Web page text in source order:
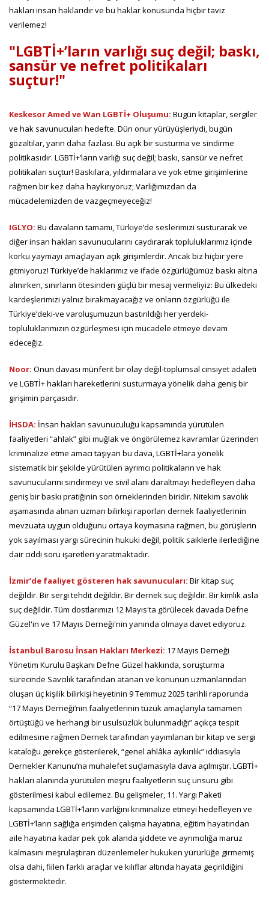
hakları insan haklarıdır ve bu haklar konusunda hiçbir taviz
verilemez!
"LGBTİ+’ların varlığı suç değil; baskı,
sansür ve nefret politikaları
suçtur!"
Keskesor Amed ve Wan LGBTİ+ Oluşumu: Bugün kitaplar, sergiler
ve hak savunucuları hedefte. Dün onur yürüyüşleriydi, bugün
gözaltılar, yarın daha fazlası. Bu açık bir susturma ve sindirme
politikasıdır. LGBTİ+’ların varlığı suç değil; baskı, sansür ve nefret
politikaları suçtur! Baskılara, yıldırmalara ve yok etme girişimlerine
rağmen bir kez daha haykırıyoruz; Varlığımızdan da
mücadelemizden de vazgeçmeyeceğiz!
IGLYO: Bu davaların tamamı, Türkiye’de seslerimizi susturarak ve
diğer insan hakları savunucularını caydırarak topluluklarımız içinde
korku yaymayı amaçlayan açık girişimlerdir. Ancak biz hiçbir yere
gitmiyoruz! Türkiye’de haklarımız ve ifade özgürlüğümüz baskı altına
alınırken, sınırların ötesinden güçlü bir mesaj vermeliyiz: Bu ülkedeki
kardeşlerimizi yalnız bırakmayacağız ve onların özgürlüğü ile
Türkiye’deki-ve varoluşumuzun bastırıldığı her yerdeki-
topluluklarımızın özgürleşmesi için mücadele etmeye devam
edeceğiz.
Noor: Onun davası münferit bir olay değil-toplumsal cinsiyet adaleti
ve LGBTİ+ hakları hareketlerini susturmaya yönelik daha geniş bir
girişimin parçasıdır.
İHSDA: İnsan hakları savunuculuğu kapsamında yürütülen
faaliyetleri “ahlak” gibi muğlak ve öngörülemez kavramlar üzerinden
kriminalize etme amacı taşıyan bu dava, LGBTİ+lara yönelik
sistematik bir şekilde yürütülen ayrımcı politikaların ve hak
savunucularını sindirmeyi ve sivil alanı daraltmayı hedefleyen daha
geniş bir baskı pratiğinin son örneklerinden biridir. Nitekim savcılık
aşamasında alınan uzman bilirkişi raporları dernek faaliyetlerinin
mevzuata uygun olduğunu ortaya koymasına rağmen, bu görüşlerin
yok sayılması yargı sürecinin hukuki değil, politik saiklerle ilerlediğine
dair ciddi soru işaretleri yaratmaktadır.
İzmir’de faaliyet gösteren hak savunucuları: Bir kitap suç
değildir. Bir sergi tehdit değildir. Bir dernek suç değildir. Bir kimlik asla
suç değildir. Tüm dostlarımızı 12 Mayıs'ta görülecek davada Defne
Güzel'in ve 17 Mayıs Derneği'nin yanında olmaya davet ediyoruz.
İstanbul Barosu İnsan Hakları Merkezi: 17 Mayıs Derneği
Yönetim Kurulu Başkanı Defne Güzel hakkında, soruşturma
sürecinde Savcılık tarafından atanan ve konunun uzmanlarından
oluşan üç kişilik bilirkişi heyetinin 9 Temmuz 2025 tarihli raporunda
“17 Mayıs Derneği’nin faaliyetlerinin tüzük amaçlarıyla tamamen
örtüştüğü ve herhangi bir usulsüzlük bulunmadığı” açıkça tespit
edilmesine rağmen Dernek tarafından yayımlanan bir kitap ve sergi
kataloğu gerekçe gösterilerek, “genel ahlâka aykırılık” iddiasıyla
Dernekler Kanunu’na muhalefet suçlamasıyla dava açılmıştır. LGBTİ+
hakları alanında yürütülen meşru faaliyetlerin suç unsuru gibi
gösterilmesi kabul edilemez. Bu gelişmeler, 11. Yargı Paketi
kapsamında LGBTİ+’ların varlığını kriminalize etmeyi hedefleyen ve
LGBTİ+’ların sağlığa erişimden çalışma hayatına, eğitim hayatından
aile hayatına kadar pek çok alanda şiddete ve ayrımcılığa maruz
kalmasını meşrulaştıran düzenlemeler hukuken yürürlüğe girmemiş
olsa dahi, fiilen farklı araçlar ve kılıflar altında hayata geçirildiğini
göstermektedir.